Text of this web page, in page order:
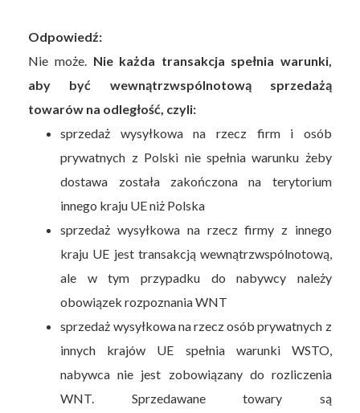
Odpowiedź:
Nie może. Nie każda transakcja spełnia warunki,
aby być wewnątrzwspólnotową sprzedażą
towarów na odległość, czyli:
sprzedaż wysyłkowa na rzecz firm i osób
prywatnych z Polski nie spełnia warunku żeby
dostawa została zakończona na terytorium
innego kraju UE niż Polska
sprzedaż wysyłkowa na rzecz firmy z innego
kraju UE jest transakcją wewnątrzwspólnotową,
ale w tym przypadku do nabywcy należy
obowiązek rozpoznania WNT
sprzedaż wysyłkowa na rzecz osób prywatnych z
innych krajów UE spełnia warunki WSTO,
nabywca nie jest zobowiązany do rozliczenia
WNT. Sprzedawane towary są